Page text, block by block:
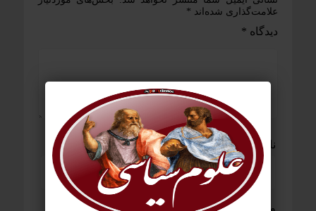
علامت‌گذاری شده‌اند *
دیدگاه *
نام * ایمیل*
وب‌ سایت